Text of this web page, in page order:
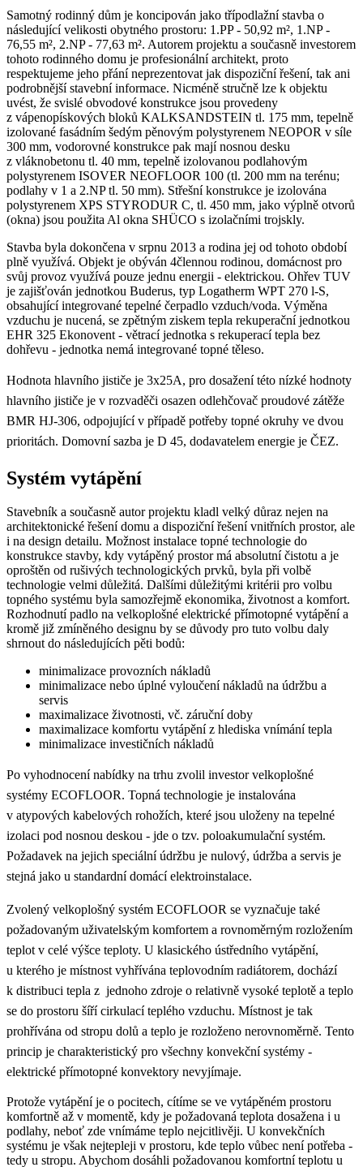
Samotný rodinný dům je koncipován jako třípodlažní stavba o
následující velikosti obytného prostoru: 1.PP - 50,92 m², 1.NP -
76,55 m², 2.NP - 77,63 m². Autorem projektu a současně investorem
tohoto rodinného domu je profesionální architekt, proto
respektujeme jeho přání neprezentovat jak dispoziční řešení, tak ani
podrobnější stavební informace. Nicméně stručně lze k objektu
uvést, že svislé obvodové konstrukce jsou provedeny
z vápenopískových bloků KALKSANDSTEIN tl. 175 mm, tepelně
izolované fasádním šedým pěnovým polystyrenem NEOPOR v síle
300 mm, vodorovné konstrukce pak mají nosnou desku
z vláknobetonu tl. 40 mm, tepelně izolovanou podlahovým
polystyrenem ISOVER NEOFLOOR 100 (tl. 200 mm na terénu;
podlahy v 1 a 2.NP tl. 50 mm). Střešní konstrukce je izolována
polystyrenem XPS STYRODUR C, tl. 450 mm, jako výplně otvorů
(okna) jsou použita Al okna SHÜCO s izolačními trojskly.
Stavba byla dokončena v srpnu 2013 a rodina jej od tohoto období
plně využívá. Objekt je obýván 4člennou rodinou, domácnost pro
svůj provoz využívá pouze jednu energii - elektrickou. Ohřev TUV
je zajišťován jednotkou Buderus, typ Logatherm WPT 270 l-S,
obsahující integrované tepelné čerpadlo vzduch/voda. Výměna
vzduchu je nucená, se zpětným ziskem tepla rekuperační jednotkou
EHR 325 Ekonovent - větrací jednotka s rekuperací tepla bez
dohřevu - jednotka nemá integrované topné těleso.
Hodnota hlavního jističe je 3x25A, pro dosažení této nízké hodnoty
hlavního jističe je v rozvaděči osazen odlehčovač proudové zátěže
BMR HJ-306, odpojující v případě potřeby topné okruhy ve dvou
prioritách. Domovní sazba je D 45, dodavatelem energie je ČEZ.
Systém vytápění
Stavebník a současně autor projektu kladl velký důraz nejen na
architektonické řešení domu a dispoziční řešení vnitřních prostor, ale
i na design detailu. Možnost instalace topné technologie do
konstrukce stavby, kdy vytápěný prostor má absolutní čistotu a je
oproštěn od rušivých technologických prvků, byla při volbě
technologie velmi důležitá. Dalšími důležitými kritérii pro volbu
topného systému byla samozřejmě ekonomika, životnost a komfort.
Rozhodnutí padlo na velkoplošné elektrické přímotopné vytápění a
kromě již zmíněného designu by se důvody pro tuto volbu daly
shrnout do následujících pěti bodů:
minimalizace provozních nákladů
minimalizace nebo úplné vyloučení nákladů na údržbu a
servis
maximalizace životnosti, vč. záruční doby
maximalizace komfortu vytápění z hlediska vnímání tepla
minimalizace investičních nákladů
Po vyhodnocení nabídky na trhu zvolil investor velkoplošné
systémy ECOFLOOR. Topná technologie je instalována
v atypových kabelových rohožích, které jsou uloženy na tepelné
izolaci pod nosnou deskou - jde o tzv. poloakumulační systém.
Požadavek na jejich speciální údržbu je nulový, údržba a servis je
stejná jako u standardní domácí elektroinstalace.
Zvolený velkoplošný systém ECOFLOOR se vyznačuje také
požadovaným uživatelským komfortem a rovnoměrným rozložením
teplot v celé výšce teploty. U klasického ústředního vytápění,
u kterého je místnost vyhřívána teplovodním radiátorem, dochází
k distribuci tepla z jednoho zdroje o relativně vysoké teplotě a teplo
se do prostoru šíří cirkulací teplého vzduchu. Místnost je tak
prohřívána od stropu dolů a teplo je rozloženo nerovnoměrně. Tento
princip je charakteristický pro všechny konvekční systémy -
elektrické přímotopné konvektory nevyjímaje.
Protože vytápění je o pocitech, cítíme se ve vytápěném prostoru
komfortně až v momentě, kdy je požadovaná teplota dosažena i u
podlahy, neboť zde vnímáme teplo nejcitlivěji. U konvekčních
systému je však nejtepleji v prostoru, kde teplo vůbec není potřeba -
tedy u stropu. Abychom dosáhli požadovanou komfortní teplotu u